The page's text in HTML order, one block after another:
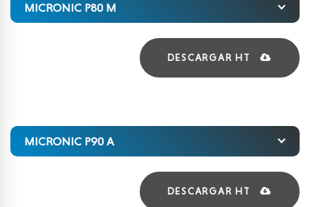
MICRONIC P80 M
DESCARGAR HT
MICRONIC P90 A
DESCARGAR HT